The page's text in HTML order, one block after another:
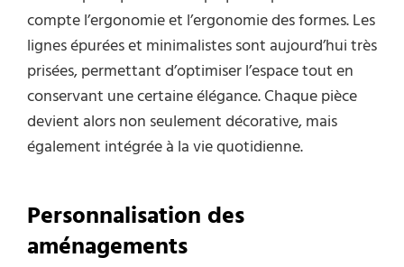
compte l’ergonomie et l’ergonomie des formes. Les
lignes épurées et minimalistes sont aujourd’hui très
prisées, permettant d’optimiser l’espace tout en
conservant une certaine élégance. Chaque pièce
devient alors non seulement décorative, mais
également intégrée à la vie quotidienne.
Personnalisation des
aménagements